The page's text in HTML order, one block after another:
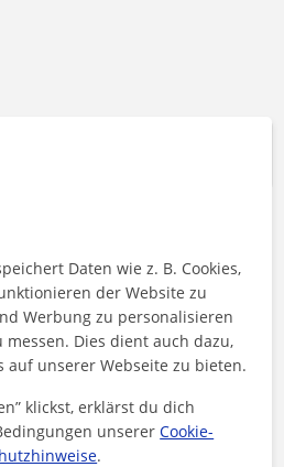
I
Nachhilfe
Daten wie z. B. Cookies,
der Website zu
Werbung zu personalisieren
Dies dient auch dazu,
auf unserer Webseite zu bieten.
klickst, erklärst du dich
unsererCookie-
.